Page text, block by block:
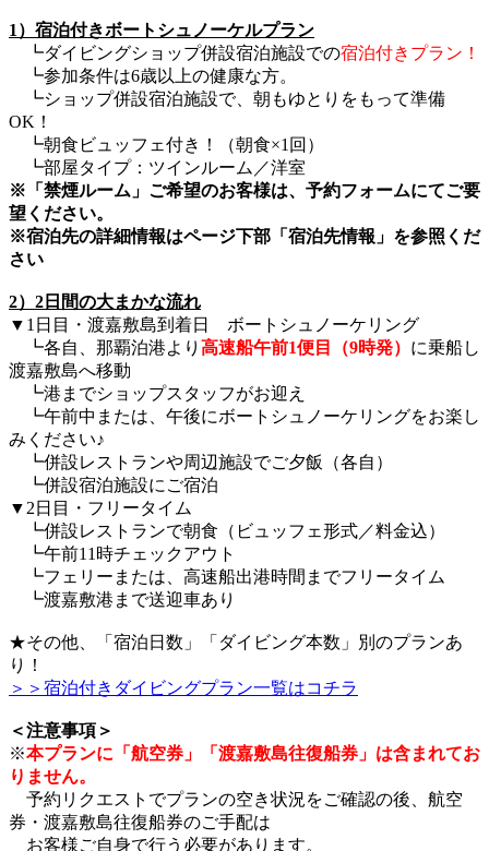
1）宿泊付きボートシュノーケルプラン
┗ダイビングショップ併設宿泊施設での宿泊付きプラン！
┗参加条件は6歳以上の健康な方。
┗ショップ併設宿泊施設で、朝もゆとりをもって準備
OK！
┗朝食ビュッフェ付き！（朝食×1回）
┗部屋タイプ：ツインルーム／洋室
※「禁煙ルーム」ご希望のお客様は、予約フォームにてご要
望ください。
※宿泊先の詳細情報はページ下部「宿泊先情報」を参照くだ
さい
2）2日間の大まかな流れ
▼1日目・渡嘉敷島到着日 ボートシュノーケリング
┗各自、那覇泊港より 高速船午前1便目（9時発） に乗船し
渡嘉敷島へ移動
┗港までショップスタッフがお迎え
┗午前中または、午後にボートシュノーケリングをお楽し
みください♪
┗併設レストランや周辺施設でご夕飯（各自）
┗併設宿泊施設にご宿泊
▼2日目・フリータイム
┗併設レストランで朝食（ビュッフェ形式／料金込）
┗午前11時チェックアウト
┗フェリーまたは、高速船出港時間までフリータイム
┗渡嘉敷港まで送迎車あり
★その他、「宿泊日数」「ダイビング本数」別のプランあ
り！
＞＞宿泊付きダイビングプラン一覧はコチラ
＜注意事項＞
※本プランに「航空券」「渡嘉敷島往復船券」は含まれてお
りません。
予約リクエストでプランの空き状況をご確認の後、航空
券・渡嘉敷島往復船券のご手配は
お客様ご自身で行う必要があります。